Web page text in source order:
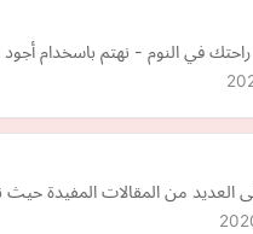
في النوم - نهتم باسخدام
من المقالات المفيدة حيث